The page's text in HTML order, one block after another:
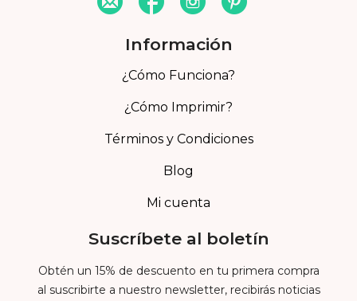
Información
¿Cómo Funciona?
¿Cómo Imprimir?
Términos y Condiciones
Blog
Mi cuenta
Suscríbete al boletín
Obtén un 15% de descuento en tu primera compra
al suscribirte a nuestro newsletter, recibirás noticias